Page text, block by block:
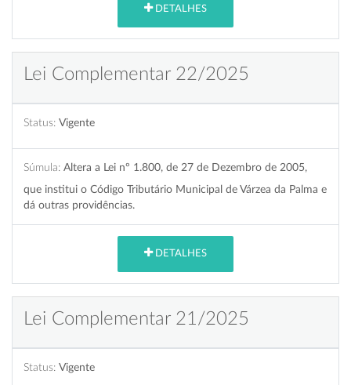
DETALHES
Lei Complementar 22/2025
Status: Vigente
Súmula: Altera a Lei nº 1.800, de 27 de Dezembro de 2005,
que institui o Código Tributário Municipal de Várzea da Palma e
dá outras providências.
DETALHES
Lei Complementar 21/2025
Status: Vigente